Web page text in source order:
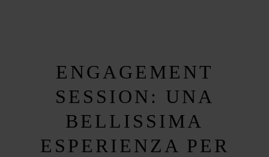
ENGAGEMENT
SESSION: UNA
BELLISSIMA
ESPERIENZA PER
ABOUT ME
CONTACT
COURSES